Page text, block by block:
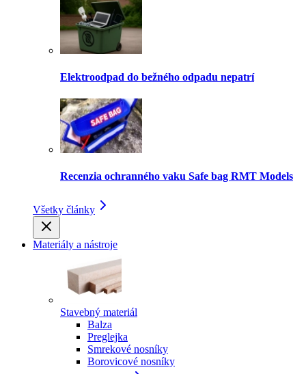
Elektroodpad do bežného odpadu nepatrí
Recenzia ochranného vaku Safe bag RMT Models
Všetky články
Materiály a nástroje
Stavebný materiál
Balza
Preglejka
Smrekové nosníky
Borovicové nosníky